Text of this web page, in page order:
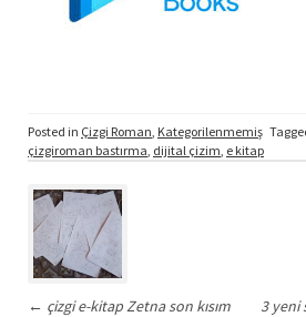
Posted in Çizgi Roman, Kategorilenmemiş
çizgiroman bastırma, dijital çizim, e kitap
navigation
← çizgi e-kitap Zetna son kısım
3 yeni